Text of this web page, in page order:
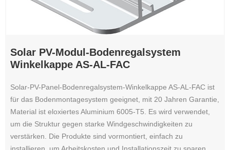
Solar PV-Modul-Bodenregalsystem
Winkelkappe AS-AL-FAC
Solar-PV-Panel-Bodenregalsystem-Winkelkappe AS-AL-FAC ist
für das Bodenmontagesystem geeignet, mit 20 Jahren Garantie,
Material ist eloxiertes Aluminium 6005-T5. Es wird verwendet,
um die Struktur gegen starke Windgeschwindigkeiten zu
verstärken. Die Produkte sind vormontiert, einfach zu